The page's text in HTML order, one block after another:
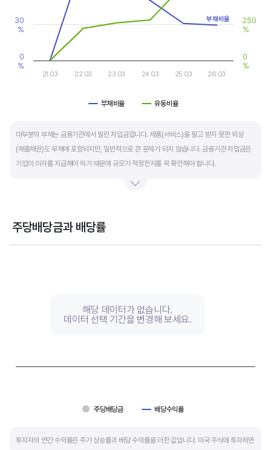
부채비율 유동비율
21.03 22.03 23.03 24.03 25.03 26.03
0
%
30
%
0
%
250
%
부채비율
대부분의 부채는 금융기관에서 빌린 차입금입니다. 제품(서비스)을 팔고 받지 못한 외상
(매출채권)도 부채에 포함되지만, 일반적으로 큰 문제가 되지 않습니다. 금융기관 차입금은
기업이 이자를 지급해야 하기 때문에 규모가 적정한지를 꼭 확인해야 합니다.
비교해서 보는 것이 좋습니다. 그외 이자보상배율과 현금흐름표를 함께 체크하면, 부도
주당배당금과 배당률
Chart
주당배당금 배당수익률
해당 데이터가 없습니다.
데이터 선택 기간을 변경해 보세요.
투자자의 연간 수익률은 주가 상승률과 배당 수익률을 더한 값입니다. 미국 주식에 투자하면